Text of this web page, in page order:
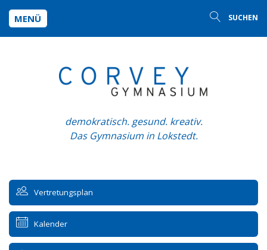
MENÜ SUCHEN
demokratisch. gesund. kreativ.
Das Gymnasium in Lokstedt.
Vertretungsplan
Kalender